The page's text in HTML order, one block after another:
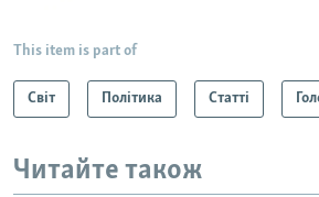
This item is part of
Світ Політика Статті
Читайте також